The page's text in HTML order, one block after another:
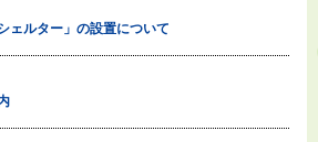
ェルター」の設置について